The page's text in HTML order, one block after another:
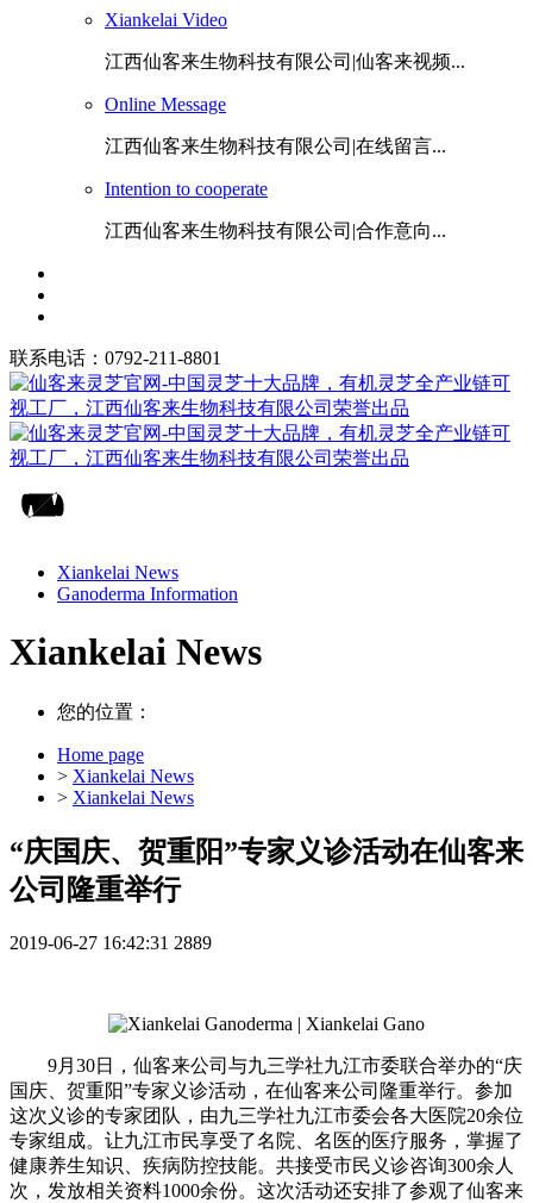
Xiankelai Video
江西仙客来生物科技有限公司|仙客来视频...
Online Message
江西仙客来生物科技有限公司|在线留言...
Intention to cooperate
江西仙客来生物科技有限公司|合作意向...
联系电话：0792-211-8801
Xiankelai News
Ganoderma Information
Xiankelai News
您的位置：
Home page
> Xiankelai News
> Xiankelai News
“庆国庆、贺重阳”专家义诊活动在仙客来
公司隆重举行
2019-06-27 16:42:31 2889
9月30日，仙客来公司与九三学社九江市委联合举办的“庆
国庆、贺重阳”专家义诊活动，在仙客来公司隆重举行。参加
这次义诊的专家团队，由九三学社九江市委会各大医院20余位
专家组成。让九江市民享受了名院、名医的医疗服务，掌握了
健康养生知识、疾病防控技能。共接受市民义诊咨询300余人
次，发放相关资料1000余份。这次活动还安排了参观了仙客来